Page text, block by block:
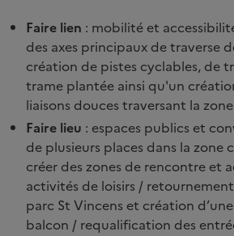
Faire lien : mobilité et
des axes principaux de traverse
création de pistes cyclables, de
trame plantée ainsi qu'un
liaisons douces traversant la zone
Faire lieu : espaces publics et
de plusieurs places dans la zone
créer des zones de rencontre et
activités de loisirs /
parc St Vincens et création
balcon / requalification des